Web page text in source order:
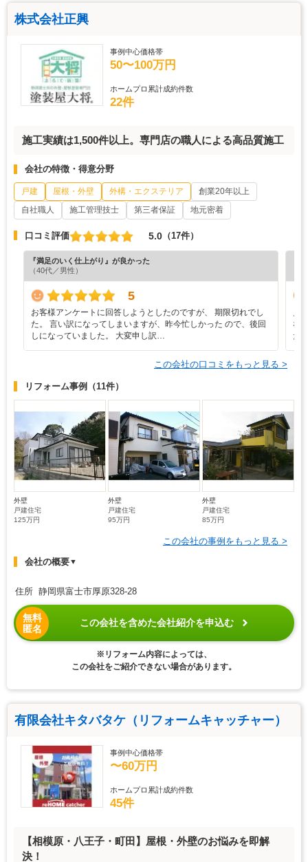
株式会社正興
事例中心価格帯
50〜100万円
ホームプロ累計成約件数
22件
施工実績は1,500件以上。専門店の職人による高品質施工
会社の特徴・得意分野
戸建 屋根・外壁 外構・エクステリア
創業20年以上
自社職人
施工管理技士 第三者保証 地元密着
口コミ評価 5.0 （17件）
『満足のいく仕上がり』が良かった
（40代／男性）
5
お客様アンケートに回答しようとしたのですが、 期限切れでし
た。 言い訳になってしまいますが、昨今忙しかった ので、後回
しになっていました。 大変申し訳…
な
た
この会社の口コミをもっと見る >
リフォーム事例 （11件）
外壁
戸建住宅
125万円
外壁
戸建住宅
95万円
外壁
戸建住宅
85万円
この会社の事例をもっと見る >
会社の概要▼
住所 静岡県富士市厚原328-28
無料
匿名
この会社を含めた会社紹介を申込む
※リフォーム内容によっては、
この会社をご紹介できない場合があります。
有限会社キタバタケ（リフォームキャッチャー）
事例中心価格帯
〜60万円
ホームプロ累計成約件数
45件
【相模原・八王子・町田】屋根・外壁のお悩みを即解
決！